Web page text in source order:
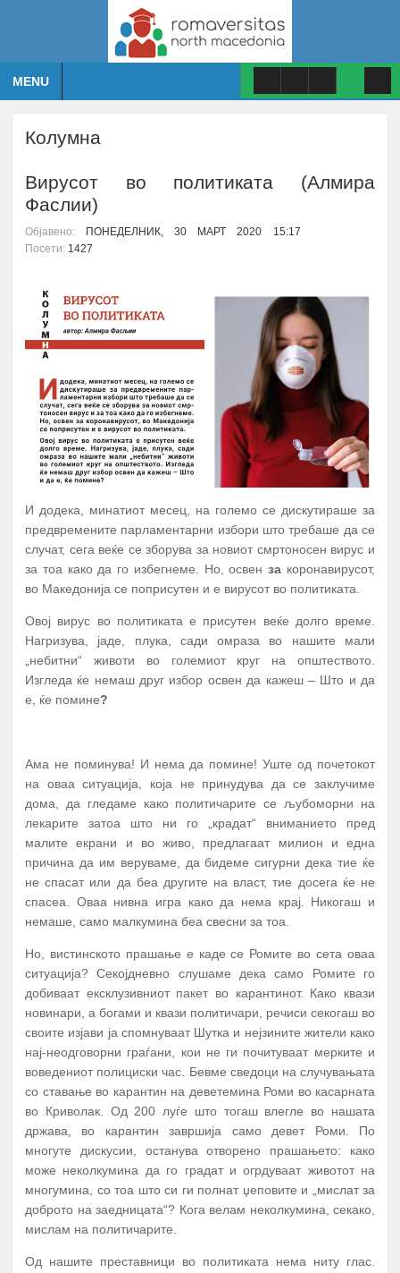
MENU
Колумна
Вирусот во политиката (Алмира
Фаслии)
Објавено: ПОНЕДЕЛНИК, 30 МАРТ 2020 15:17
Посети: 1427
И додека, минатиот месец, на големо се дискутираше за
предвремените парламентарни избори што требаше да се
случат, сега веќе се зборува за новиот смртоносен вирус и
за тоа како да го избегнеме. Но, освенза коронавирусот,
во Македонија се поприсутен и е вирусот во политиката.
Овој вирус во политиката е присутен веќе долго време.
Нагризува, јаде, плука, сади омраза во нашите мали
„небитни“ животи во големиот круг на општеството.
Изгледа ќе немаш друг избор освен да кажеш – Што и да
е, ќе помине?
Ама не поминува! И нема да помине! Уште од почетокот
на оваа ситуација, која не принудува да се заклучиме
дома, да гледаме како политичарите се љубоморни на
лекарите затоа што ни го „крадат“ вниманието пред
малите екрани и во живо, предлагаат милион и една
причина да им веруваме, да бидеме сигурни дека тие ќе
не спасат или да беа другите на власт, тие досега ќе не
спасеа. Оваа нивна игра како да нема крај. Никогаш и
немаше, само малкумина беа свесни за тоа.
Но, вистинското прашање е каде се Ромите во сета оваа
ситуација? Секојдневно слушаме дека само Ромите го
добиваат ексклузивниот пакет во карантинот. Како квази
новинари, а богами и квази политичари, речиси секогаш во
своите изјави ја спомнуваат Шутка и нејзините жители како
нај-неодговорни граѓани, кои не ги почитуваат мерките и
воведениот полициски час. Бевме сведоци на случувањата
со ставање во карантин на деветемина Роми во касарната
во Криволак. Од 200 луѓе што тогаш влегле во нашата
држава, во карантин завршија само девет Роми. По
многуте дискусии, останува отворено прашањето: како
може неколкумина да го градат и огрдуваат животот на
многумина, со тоа што си ги полнат џеповите и „мислат за
доброто на заедницата“? Кога велам неколкумина, секако,
мислам на политичарите.
Од нашите преставници во политиката нема ниту глас.